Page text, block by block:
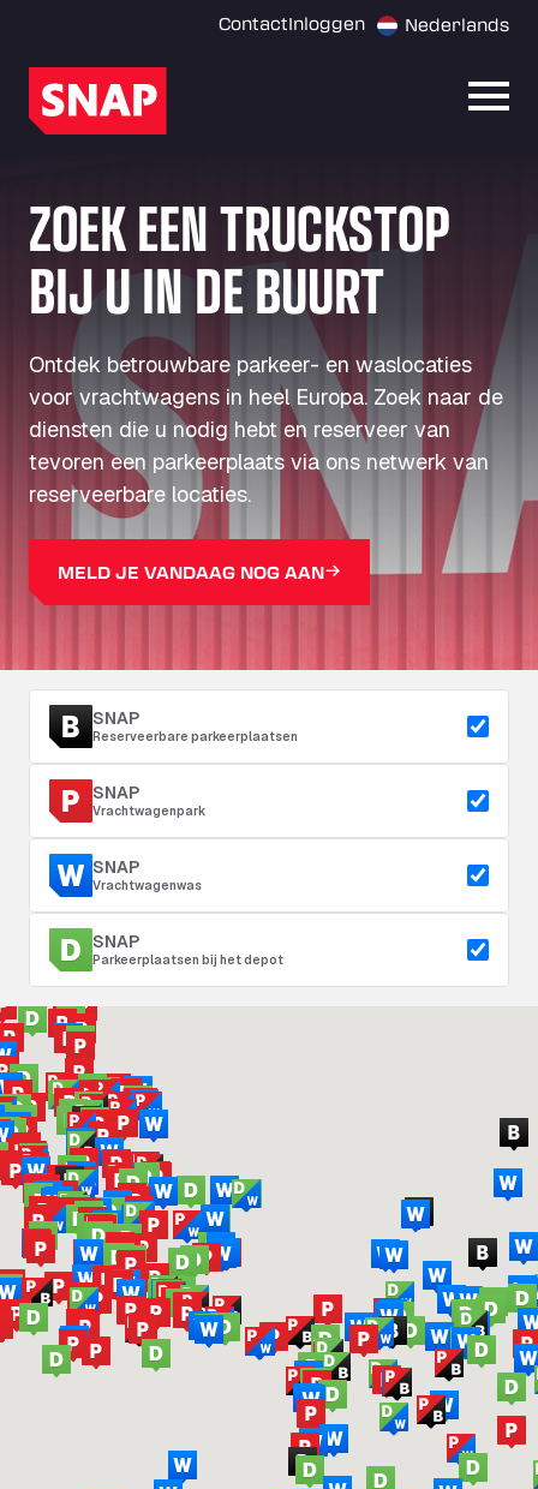
ContactInloggen Nederlands
ZOEK EEN TRUCKSTOP
BIJ U IN DE BUURT
Ontdek betrouwbare parkeer- en waslocaties
voor vrachtwagens in heel Europa. Zoek naar de
diensten die u nodig hebt en reserveer van
tevoren een parkeerplaats via ons netwerk van
reserveerbare locaties.
MELD JE VANDAAG NOG AAN
SNAP
Reserveerbare parkeerplaatsen
SNAP
Vrachtwagenpark
SNAP
Vrachtwagenwas
SNAP
Parkeerplaatsen bij het depot